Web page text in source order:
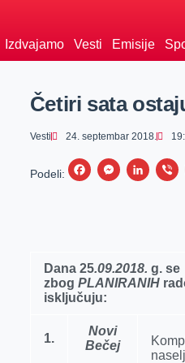
Izdvajamo Vesti Emisije
Četiri sata
Vesti 24. septembar 2018.
Podeli:
F
b
o
o
k
M
e
n
r
L
d
Dana 25.09.2018. g. se
zbog PLANIRANIH
isklјučuju:
1.
Novi
Bečej